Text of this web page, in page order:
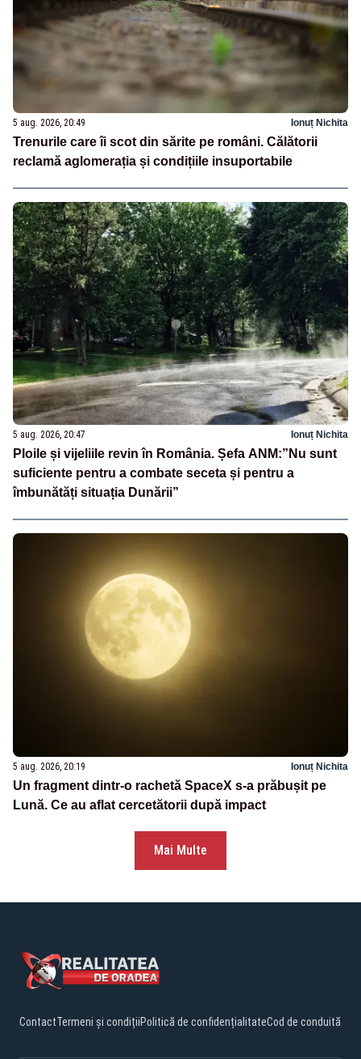
5 aug. 2026, 20:49 Ionuț Nichita
Trenurile care îi scot din sărite pe români. Călătorii
reclamă aglomerația și condițiile insuportabile
5 aug. 2026, 20:47 Ionuț Nichita
Ploile și vijeliile revin în România. Șefa ANM:”Nu sunt
suficiente pentru a combate seceta și pentru a
îmbunătăți situația Dunării”
5 aug. 2026, 20:19 Ionuț Nichita
Un fragment dintr-o rachetă SpaceX s-a prăbușit pe
Lună. Ce au aflat cercetătorii după impact
Mai Multe
ContactTermeni și condițiiPolitică de confidențialitateCod de conduită